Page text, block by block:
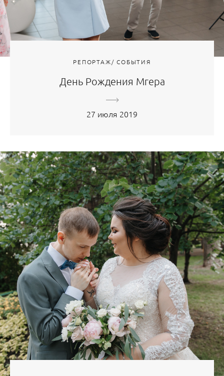
РЕПОРТАЖ/ СОБЫТИЯ
День Рождения Мгера
27 июля 2019